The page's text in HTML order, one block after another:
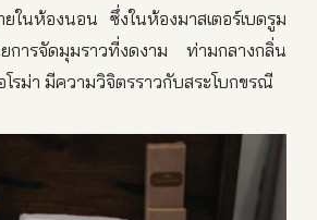
ในห้องนอน ซึ่งในห้องมาสเตอร์เบดรูม
การจัดมุมราวที่งดงาม ท่ามกลางกลิ่น
รม่า มีความวิจิตรราวกับสระโบกขรณี